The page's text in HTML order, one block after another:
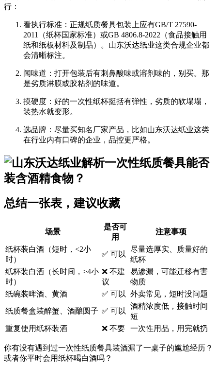
行：
看执行标准 ：正规纸质餐具包装上应有GB/T 27590-
2011
（纸杯国家标准）或GB 4806.8-2022 （食品接触用
纸和纸板材料及制品）。山东沃达纸业这类合规企业都
会清晰标注。
闻味道 ：打开包装后有刺鼻酸味或溶剂味的，别买。那
是劣质淋膜或胶粘剂的味道。
摸硬度 ：好的一次性纸杯挺括有弹性，劣质的软塌塌，
装热水就变形。
选品牌 ：尽量买知名厂家产品，比如山东沃达纸业这类
在行业内有口碑的企业，品控更严格。
总结一张表，建议收藏
场景
是否可
用
注意事项
纸杯装白酒（短时，<2小
时）
✅ 可以
尽量选厚实、质量好的
纸杯
纸杯装白酒（长时间，>4小
时）
❌ 不建
议
易渗漏，可能迁移有害
物质
纸碗装啤酒、黄酒
✅ 可以 外卖常见，短时没问题
纸质餐盒装醉蟹、酒酿圆子 ✅ 可以
酒精浓度低，接触时间
短
重复使用纸杯装酒
❌ 不要 一次性用品，用完就扔
你有没有遇到过一次性纸质餐具装酒漏了一桌子的尴尬经历？
或者你平时会用纸杯喝白酒吗？